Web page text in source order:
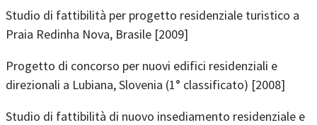
Studio di fattibilità per progetto residenziale turistico a
Praia Redinha Nova, Brasile [2009]
Progetto di concorso per nuovi edifici residenziali e
direzionali a Lubiana, Slovenia (1° classificato) [2008]
Studio di fattibilità di nuovo insediamento residenziale e